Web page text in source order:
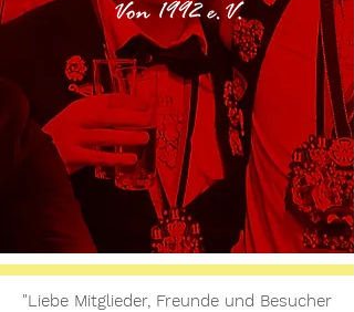
"Liebe Mitglieder, Freunde und Besucher